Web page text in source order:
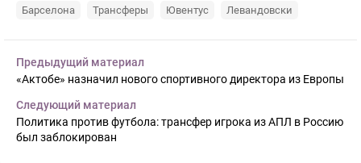
Барселона Трансферы Ювентус Левандовски
Предыдущий материал
«Актобе» назначил нового спортивного директора из Европы
Следующий материал
Политика против футбола: трансфер игрока из АПЛ в Россию
был заблокирован